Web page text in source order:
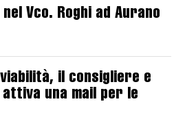
Vco. Roghi ad Aurano
il consigliere e
una mail per le